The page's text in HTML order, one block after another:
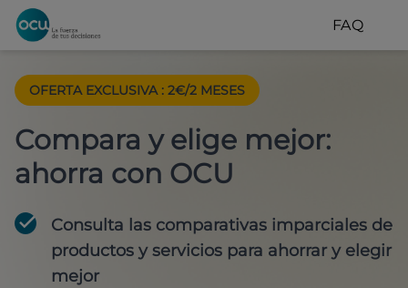
FAQ
OFERTA EXCLUSIVA : 2€/2 MESES
Compara y elige mejor:
ahorra con OCU
Consulta las comparativas imparciales de
productos y servicios para ahorrar y elegir
mejor